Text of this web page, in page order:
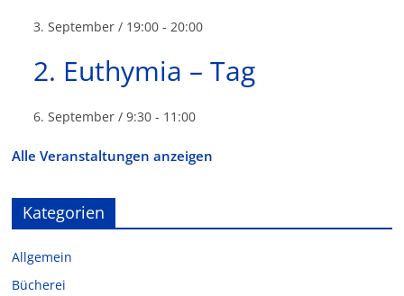
3. September / 19:00 - 20:00
2. Euthymia – Tag
6. September / 9:30 - 11:00
Alle Veranstaltungen anzeigen
Kategorien
Allgemein
Bücherei